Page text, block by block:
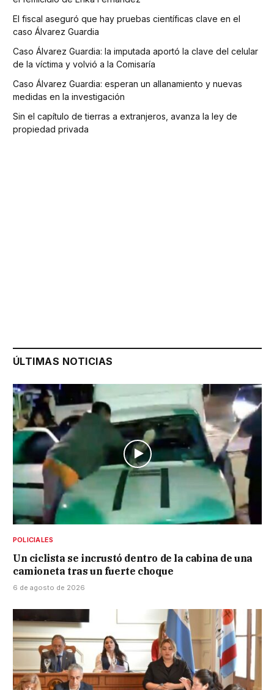
El fiscal aseguró que hay pruebas científicas clave en el
caso Álvarez Guardia
Caso Álvarez Guardia: la imputada aportó la clave del celular
de la víctima y volvió a la Comisaría
Caso Álvarez Guardia: esperan un allanamiento y nuevas
medidas en la investigación
Sin el capítulo de tierras a extranjeros, avanza la ley de
propiedad privada
ÚLTIMAS NOTICIAS
POLICIALES
Un ciclista se incrustó dentro de la cabina de una
camioneta tras un fuerte choque
6 de agosto de 2026